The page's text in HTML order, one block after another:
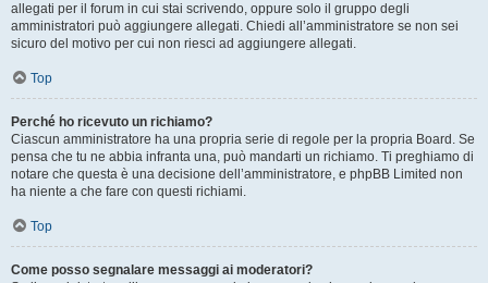
allegati per il forum in cui stai scrivendo, oppure solo il gruppo degli
amministratori può aggiungere allegati. Chiedi all’amministratore se non sei
sicuro del motivo per cui non riesci ad aggiungere allegati.
Top
Perché ho ricevuto un richiamo?
Ciascun amministratore ha una propria serie di regole per la propria Board. Se
pensa che tu ne abbia infranta una, può mandarti un richiamo. Ti preghiamo di
notare che questa è una decisione dell’amministratore, e phpBB Limited non
ha niente a che fare con questi richiami.
Top
Come posso segnalare messaggi ai moderatori?